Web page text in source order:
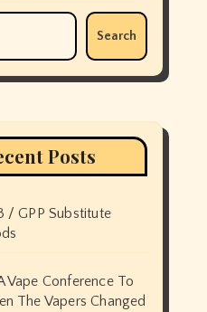
Search
Posts
/ GPP Substitute
Vape Conference To
The Vapers Changed